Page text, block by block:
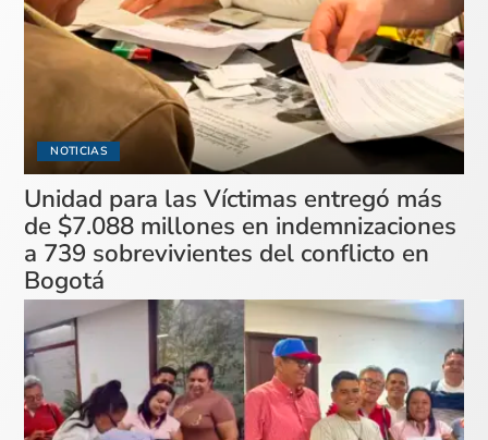
NOTICIAS
Unidad para las Víctimas entregó más
de $7.088 millones en indemnizaciones
a 739 sobrevivientes del conflicto en
Bogotá